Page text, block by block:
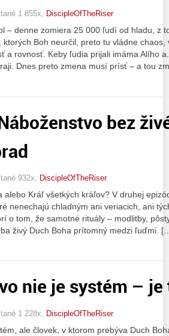
1 855x, DiscipleOfTheRiser
– denne zomiera 25 000 ľudí od hladu, z
ktorých Boh neurčil, preto tu vládne
a rovnosť. Keby ľudia prijali imáma Alího
Dnes preto zmena musí prísť – a tou
bez
932x, DiscipleOfTheRiser
alebo Kráľ všetkých kráľov? V druhej
nenechajú chladným ani veriacich, ani
o tom, že samotné rituály – modlitby,
živý Duch Boha prítomný medzi ľuďmi.
nie je systém –
1 228x, DiscipleOfTheRiser
ale človek, v ktorom prebýva Duch